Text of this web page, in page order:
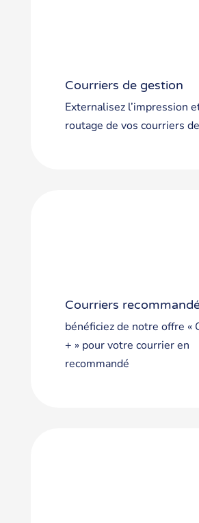
Courriers de gestion
Externalisez l’impression
routage de vos courriers
Courriers
bénéficiez de notre offre «
+ » pour votre courrier en
recommandé